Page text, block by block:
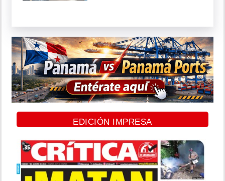
EDICIÓN IMPRESA